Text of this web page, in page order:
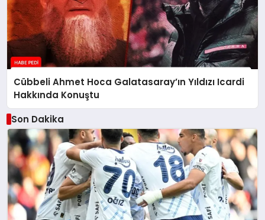
Cübbeli Ahmet Hoca Galatasaray’ın Yıldızı Icardi
Hakkında Konuştu
Son Dakika